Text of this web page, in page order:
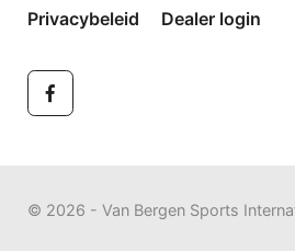
Privacybeleid Dealer login
© 2026 - Van Bergen Sports